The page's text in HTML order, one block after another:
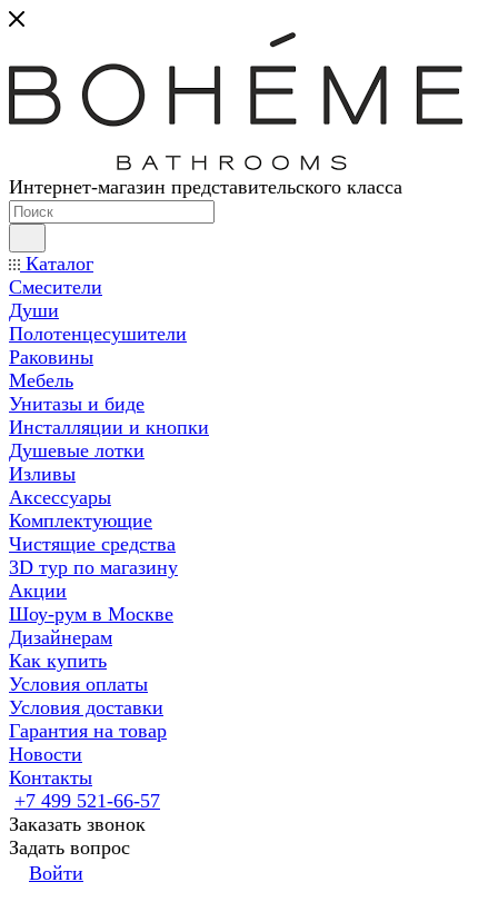
Интернет-магазин представительского класса
Каталог
Смесители
Души
Полотенцесушители
Раковины
Мебель
Унитазы и биде
Инсталляции и кнопки
Душевые лотки
Изливы
Аксессуары
Комплектующие
Чистящие средства
3D тур по магазину
Акции
Шоу-рум в Москве
Дизайнерам
Как купить
Условия оплаты
Условия доставки
Гарантия на товар
Новости
Контакты
+7 499 521-66-57
Заказать звонок
Задать вопрос
Войти